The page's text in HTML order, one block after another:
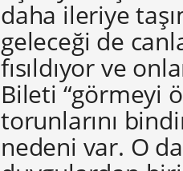
daha ileriye
geleceği de
fısıldıyor ve
Bileti “görmeyi
torunlarını
nedeni var. O